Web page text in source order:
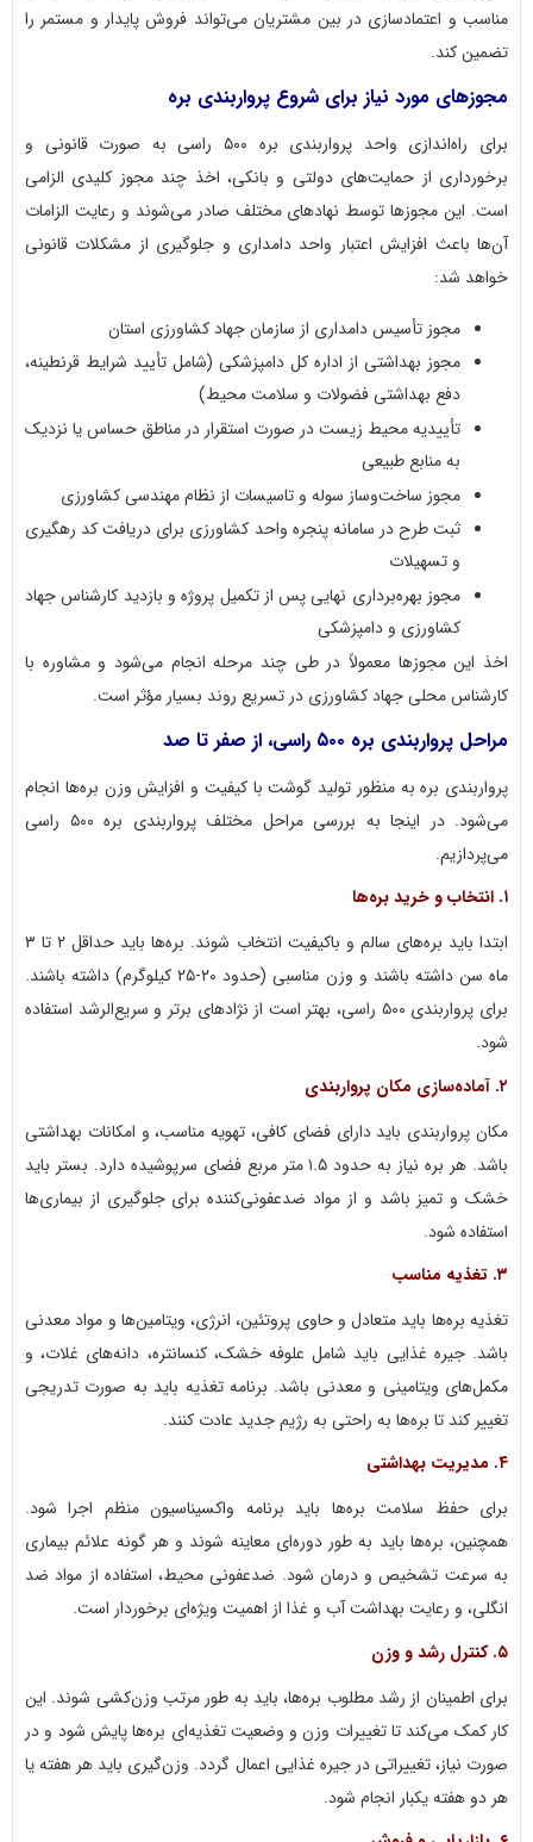
مناسب و اعتمادسازی در بین مشتریان می‌تواند فروش پایدار و مستمر را
تضمین کند.
مجوزهای مورد نیاز برای شروع پرواربندی بره
برای راه‌اندازی واحد پرواربندی بره ۵۰۰ راسی به صورت قانونی و
برخورداری از حمایت‌های دولتی و بانکی، اخذ چند مجوز کلیدی الزامی
است. این مجوزها توسط نهادهای مختلف صادر می‌شوند و رعایت الزامات
آن‌ها باعث افزایش اعتبار واحد دامداری و جلوگیری از مشکلات قانونی
خواهد شد:
مجوز تأسیس دامداری از سازمان جهاد کشاورزی استان
مجوز بهداشتی از اداره کل دامپزشکی (شامل تأیید شرایط قرنطینه،
دفع بهداشتی فضولات و سلامت محیط)
تأییدیه محیط زیست در صورت استقرار در مناطق حساس یا نزدیک
به منابع طبیعی
مجوز ساخت‌وساز سوله و تاسیسات از نظام مهندسی کشاورزی
ثبت طرح در سامانه پنجره واحد کشاورزی برای دریافت کد رهگیری
و تسهیلات
مجوز بهره‌برداری نهایی پس از تکمیل پروژه و بازدید کارشناس جهاد
کشاورزی و دامپزشکی
اخذ این مجوزها معمولاً در طی چند مرحله انجام می‌شود و مشاوره با
کارشناس محلی جهاد کشاورزی در تسریع روند بسیار مؤثر است.
مراحل پرواربندی بره ۵۰۰ راسی، از صفر تا صد
پرواربندی بره به منظور تولید گوشت با کیفیت و افزایش وزن بره‌ها انجام
می‌شود. در اینجا به بررسی مراحل مختلف پرواربندی بره ۵۰۰ راسی
می‌پردازیم.
انتخاب و خرید بره‌ها
ابتدا باید بره‌های سالم و باکیفیت انتخاب شوند. بره‌ها باید حداقل ۲ تا ۳
ماه سن داشته باشند و وزن مناسبی (حدود ۲۰-۲۵ کیلوگرم) داشته باشند.
برای پرواربندی ۵۰۰ راسی، بهتر است از نژادهای برتر و سریع‌الرشد استفاده
شود.
آماده‌سازی مکان پرواربندی
مکان پرواربندی باید دارای فضای کافی، تهویه مناسب، و امکانات بهداشتی
باشد. هر بره نیاز به حدود ۱.۵ متر مربع فضای سرپوشیده دارد. بستر باید
خشک و تمیز باشد و از مواد ضدعفونی‌کننده برای جلوگیری از بیماری‌ها
استفاده شود.
تغذیه مناسب
تغذیه بره‌ها باید متعادل و حاوی پروتئین، انرژی، ویتامین‌ها و مواد معدنی
باشد. جیره غذایی باید شامل علوفه خشک، کنسانتره، دانه‌های غلات، و
مکمل‌های ویتامینی و معدنی باشد. برنامه تغذیه باید به صورت تدریجی
تغییر کند تا بره‌ها به راحتی به رژیم جدید عادت کنند.
مدیریت بهداشتی
برای حفظ سلامت بره‌ها باید برنامه واکسیناسیون منظم اجرا شود.
همچنین، بره‌ها باید به طور دوره‌ای معاینه شوند و هر گونه علائم بیماری
به سرعت تشخیص و درمان شود. ضدعفونی محیط، استفاده از مواد ضد
انگلی، و رعایت بهداشت آب و غذا از اهمیت ویژه‌ای برخوردار است.
کنترل رشد و وزن
برای اطمینان از رشد مطلوب بره‌ها، باید به طور مرتب وزن‌کشی شوند. این
کار کمک می‌کند تا تغییرات وزن و وضعیت تغذیه‌ای بره‌ها پایش شود و در
صورت نیاز، تغییراتی در جیره غذایی اعمال گردد. وزن‌گیری باید هر هفته یا
هر دو هفته یکبار انجام شود.